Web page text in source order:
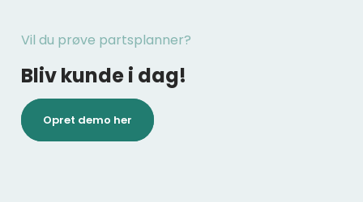
Vil du prøve partsplanner?
Bliv kunde i dag!
Opret demo her